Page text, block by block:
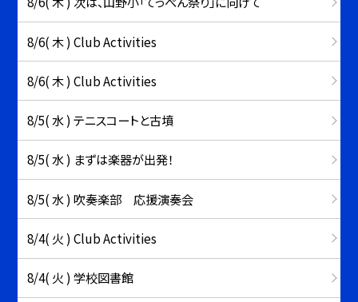
8/6( 木 ) Club Activities
8/6( 木 ) Club Activities
8/5( 水 ) テニスコートと古墳
8/5( 水 ) まずは楽器が出発！
8/5( 水 ) 吹奏楽部 応援演奏会
8/4( 火 ) Club Activities
8/4( 火 ) 学校図書館